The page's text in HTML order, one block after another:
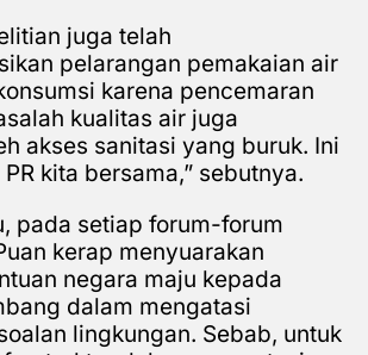
juga telah
pelarangan pemakaian air
karena pencemaran
kualitas air juga
akses sanitasi yang buruk. Ini
kita bersama,” sebutnya.
pada setiap forum-forum
kerap menyuarakan
negara maju kepada
dalam mengatasi
lingkungan. Sebab, untuk